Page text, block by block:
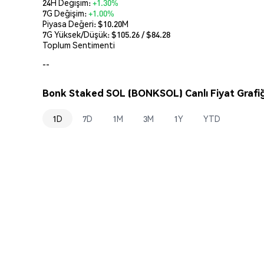
24H Değişim:+1.30%
7G Değişim:+1.00%
Piyasa Değeri:$10.20M
7G Yüksek/Düşük: $105.26/ $84.28
Toplum Sentimenti
--
Bonk Staked SOL (BONKSOL) Canlı Fiyat
1D 7D 1M 3M 1Y YTD